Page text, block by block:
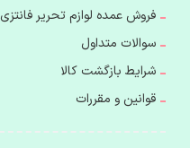
فروش عمده لوازم تحریر فانتزی
سوالات متداول
شرایط بازگشت کالا
قوانین و مقررات